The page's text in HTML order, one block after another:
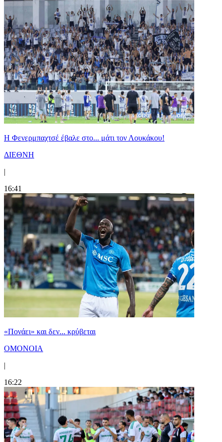
Η Φενερμπαχτσέ έβαλε στο... μάτι τον Λουκάκου!
ΔΙΕΘΝΗ
|
16:41
«Πονάει» και δεν... κρύβεται
ΟΜΟΝΟΙΑ
|
16:22